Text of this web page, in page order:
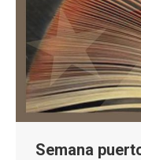
Semana